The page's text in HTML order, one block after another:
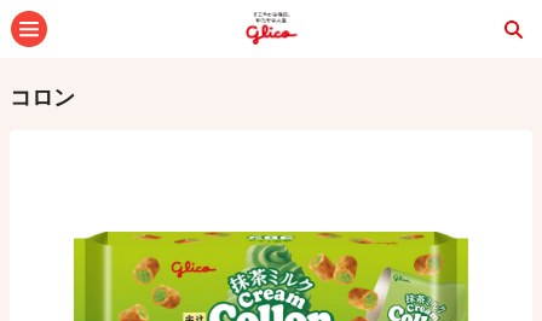
コロン